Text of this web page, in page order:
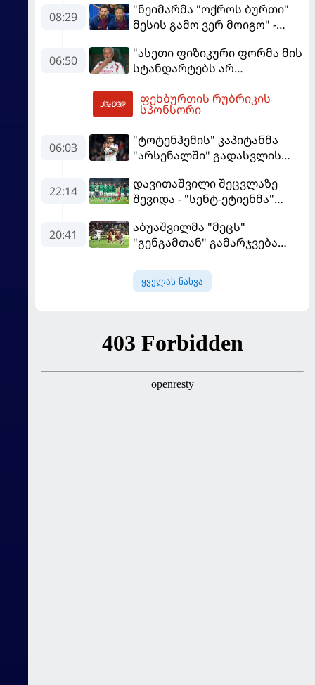
08:29
"ნეიმარმა "ოქროს ბურთი"
მესის გამო ვერ მოიგო" -
აგენტი
06:50
"ასეთი ფიზიკური ფორმა მის
სტანდარტებს არ
"რეალის" ახალწვეული
გააკრიტიკა
ფეხბურთის რუბრიკის
სპონსორი
06:03
"ტოტენჰემის" კაპიტანმა
"არსენალში" გადასვლის
22:14
დავითაშვილი შეცვლაზე
შევიდა - "სენტ-ეტიენმა"
20:41
აბუაშვილმა "მეცს"
"გენგამთან" გამარჯვება
ყველას ნახვა